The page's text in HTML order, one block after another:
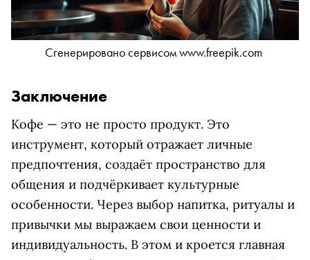
Сгенерировано сервисом www.freepik.com
Заключение
Кофе — это не просто продукт. Это
инструмент, который отражает личные
предпочтения, создаёт пространство для
общения и подчёркивает культурные
особенности. Через выбор напитка, ритуалы и
привычки мы выражаем свои ценности и
индивидуальность. В этом и кроется главная